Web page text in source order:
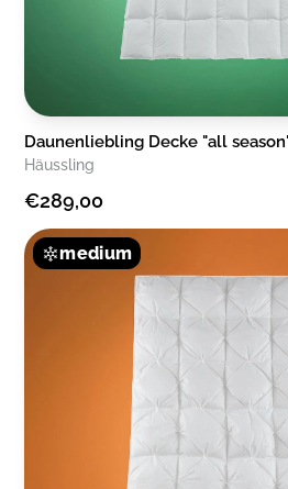
Daunenliebling Decke "all
Häussling
€289,00
medium